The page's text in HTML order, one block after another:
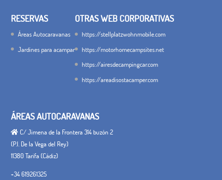
RESERVAS
Áreas Autocaravanas
Jardines para acampar
OTRAS WEB CORPORATIVAS
https://stellplatzwohnmobile.com
https://motorhomecampsites.net
https://airesdecampingcar.com
https://areadisostacamper.com
ÁREAS AUTOCARAVANAS
C/ Jimena de la Frontera 314 buzón 2
(P.I. De la Vega del Rey)
11380 Tarifa (Cádiz)
+34 619261325